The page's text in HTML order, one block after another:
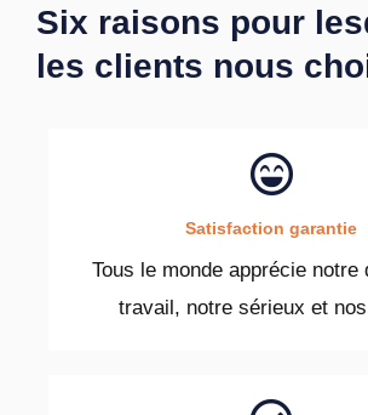
Six raisons pour
les clients nous
Satisfaction garantie
Tous le monde apprécie notre
travail, notre sérieux et